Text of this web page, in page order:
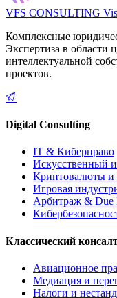
VFS CONSULTING
Комплексные
Экспертиза в области
интеллектуальной
проектов.
Digital Consulting
IT & Киберправо
Искусственный
Криптовалюты и
Игровая
Арбитраж & Due
Классический
Авиационное
Медиация и
Налоги и